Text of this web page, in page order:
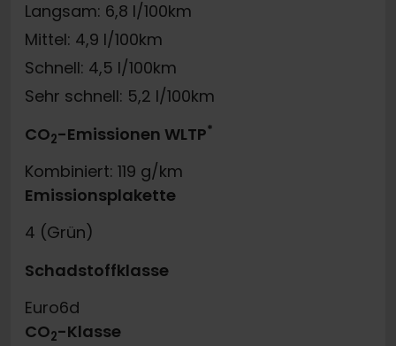
Langsam: 6,8 l/100km
Mittel: 4,9 l/100km
Schnell: 4,5 l/100km
Sehr schnell: 5,2 l/100km
CO2-Emissionen WLTP*
Kombiniert: 119 g/km
Emissionsplakette
4 (Grün)
Schadstoffklasse
Euro6d
CO2-Klasse